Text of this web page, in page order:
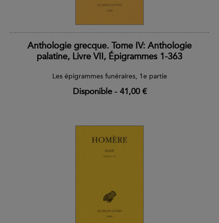
Anthologie grecque. Tome IV: Anthologie
palatine, Livre VII, Épigrammes 1-363
Les épigrammes funéraires, 1e partie
Disponible- 41,00 €